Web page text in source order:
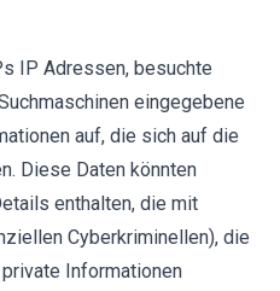
IP Adressen, besuchte
eingegebene
auf, die sich auf die
Diese Daten könnten
enthalten, die mit
Cyberkriminellen), die
Informationen